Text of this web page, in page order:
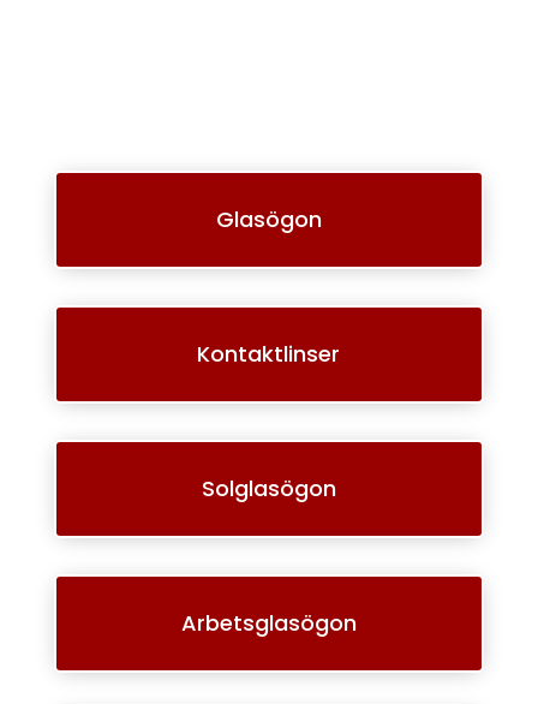
Glasögon
Kontaktlinser
Solglasögon
Arbetsglasögon